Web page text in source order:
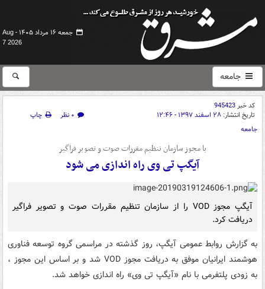
جمعه ۱۶ مرداد ۱۴۰۵ -
Aug
7 2026
جامعه
کد خبر945423
تاریخ انتشار: ۲۸ اسفند ۱۳۹۷ - ۱۲:۴۶ ۰ نظر
چاپ
جامعه
با مجوز سازمان تنظیم مقررات صوت و تصویر فراگیر
آیگپ تی وی راه اندازی می شود
آیگپ مجوز VOD را از سازمان تنظیم مقررات صوت و تصویر فراگیر
دریافت کرد.
به گزارش روابط عمومی آیگپ، روز گذشته در مراسمی گروه توسعه فناوری
هوشمند ایرانیان موفق به دریافت مجوز VOD شد و بر اساس این مجوز ،
به زودی پلتفرمی با نام «آیگپ تی وی» راه اندازی خواهد شد.